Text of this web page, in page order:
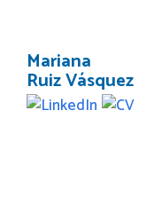
Mariana
Ruiz Vásquez